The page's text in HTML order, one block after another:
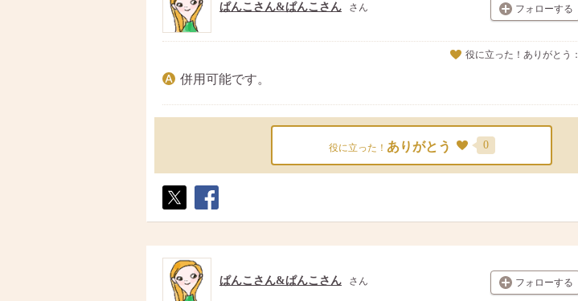
フォローする
ぱんこさん&ぱんこさん さん
役に立った！ありがとう：
併用可能です。
役に立った！ ありがとう 0
ト
ア
フォローする
ぱんこさん&ぱんこさん さん